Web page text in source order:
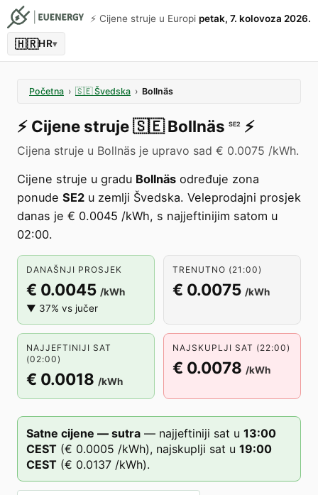
⚡️ Cijene struje u Europi petak, 7. kolovoza 2026.
🇭🇷HR▾
Početna › 🇸🇪 Švedska › Bollnäs
⚡️ Cijene struje🇸🇪 Bollnäs SE2 ⚡️
Cijena struje u Bollnäs je upravo sad € 0.0075 /kWh.
Cijene struje u gradu Bollnäs određuje zona
ponude SE2 u zemlji Švedska. Veleprodajni prosjek
danas je € 0.0045 /kWh, s najjeftinijim satom u
02:00.
DANAŠNJI PROSJEK
€ 0.0045 /kWh
▼ 37% vs jučer
TRENUTNO (21:00)
€ 0.0075 /kWh
NAJJEFTINIJI SAT
(02:00)
€ 0.0018 /kWh
NAJSKUPLJI SAT (22:00)
€ 0.0078 /kWh
Satne cijene — sutra — najjeftiniji sat u 13:00
CEST (€ 0.0005 /kWh), najskuplji sat u 19:00
CEST (€ 0.0137 /kWh).